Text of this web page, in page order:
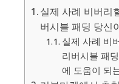
실제 사례 비버리
버시블 패딩 당신
실제 사례 비
리버시블 패
에 도움이 되